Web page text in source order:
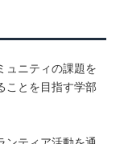
ュニティの課題を
ことを目指す学部